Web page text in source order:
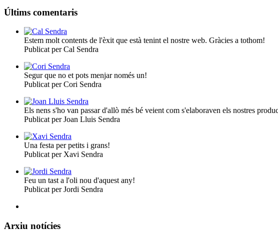
Últims comentaris
Estem molt contents de l'èxit que està tenint el nostre web. Gràcies a tothom!
Publicat per Cal Sendra
Segur que no et pots menjar només un!
Publicat per Cori Sendra
Els nens s'ho van passar d'allò més bé veient com s'elaboraven els nostres
Publicat per Joan Lluis Sendra
Una festa per petits i grans!
Publicat per Xavi Sendra
Feu un tast a l'oli nou d'aquest any!
Publicat per Jordi Sendra
Arxiu notícies